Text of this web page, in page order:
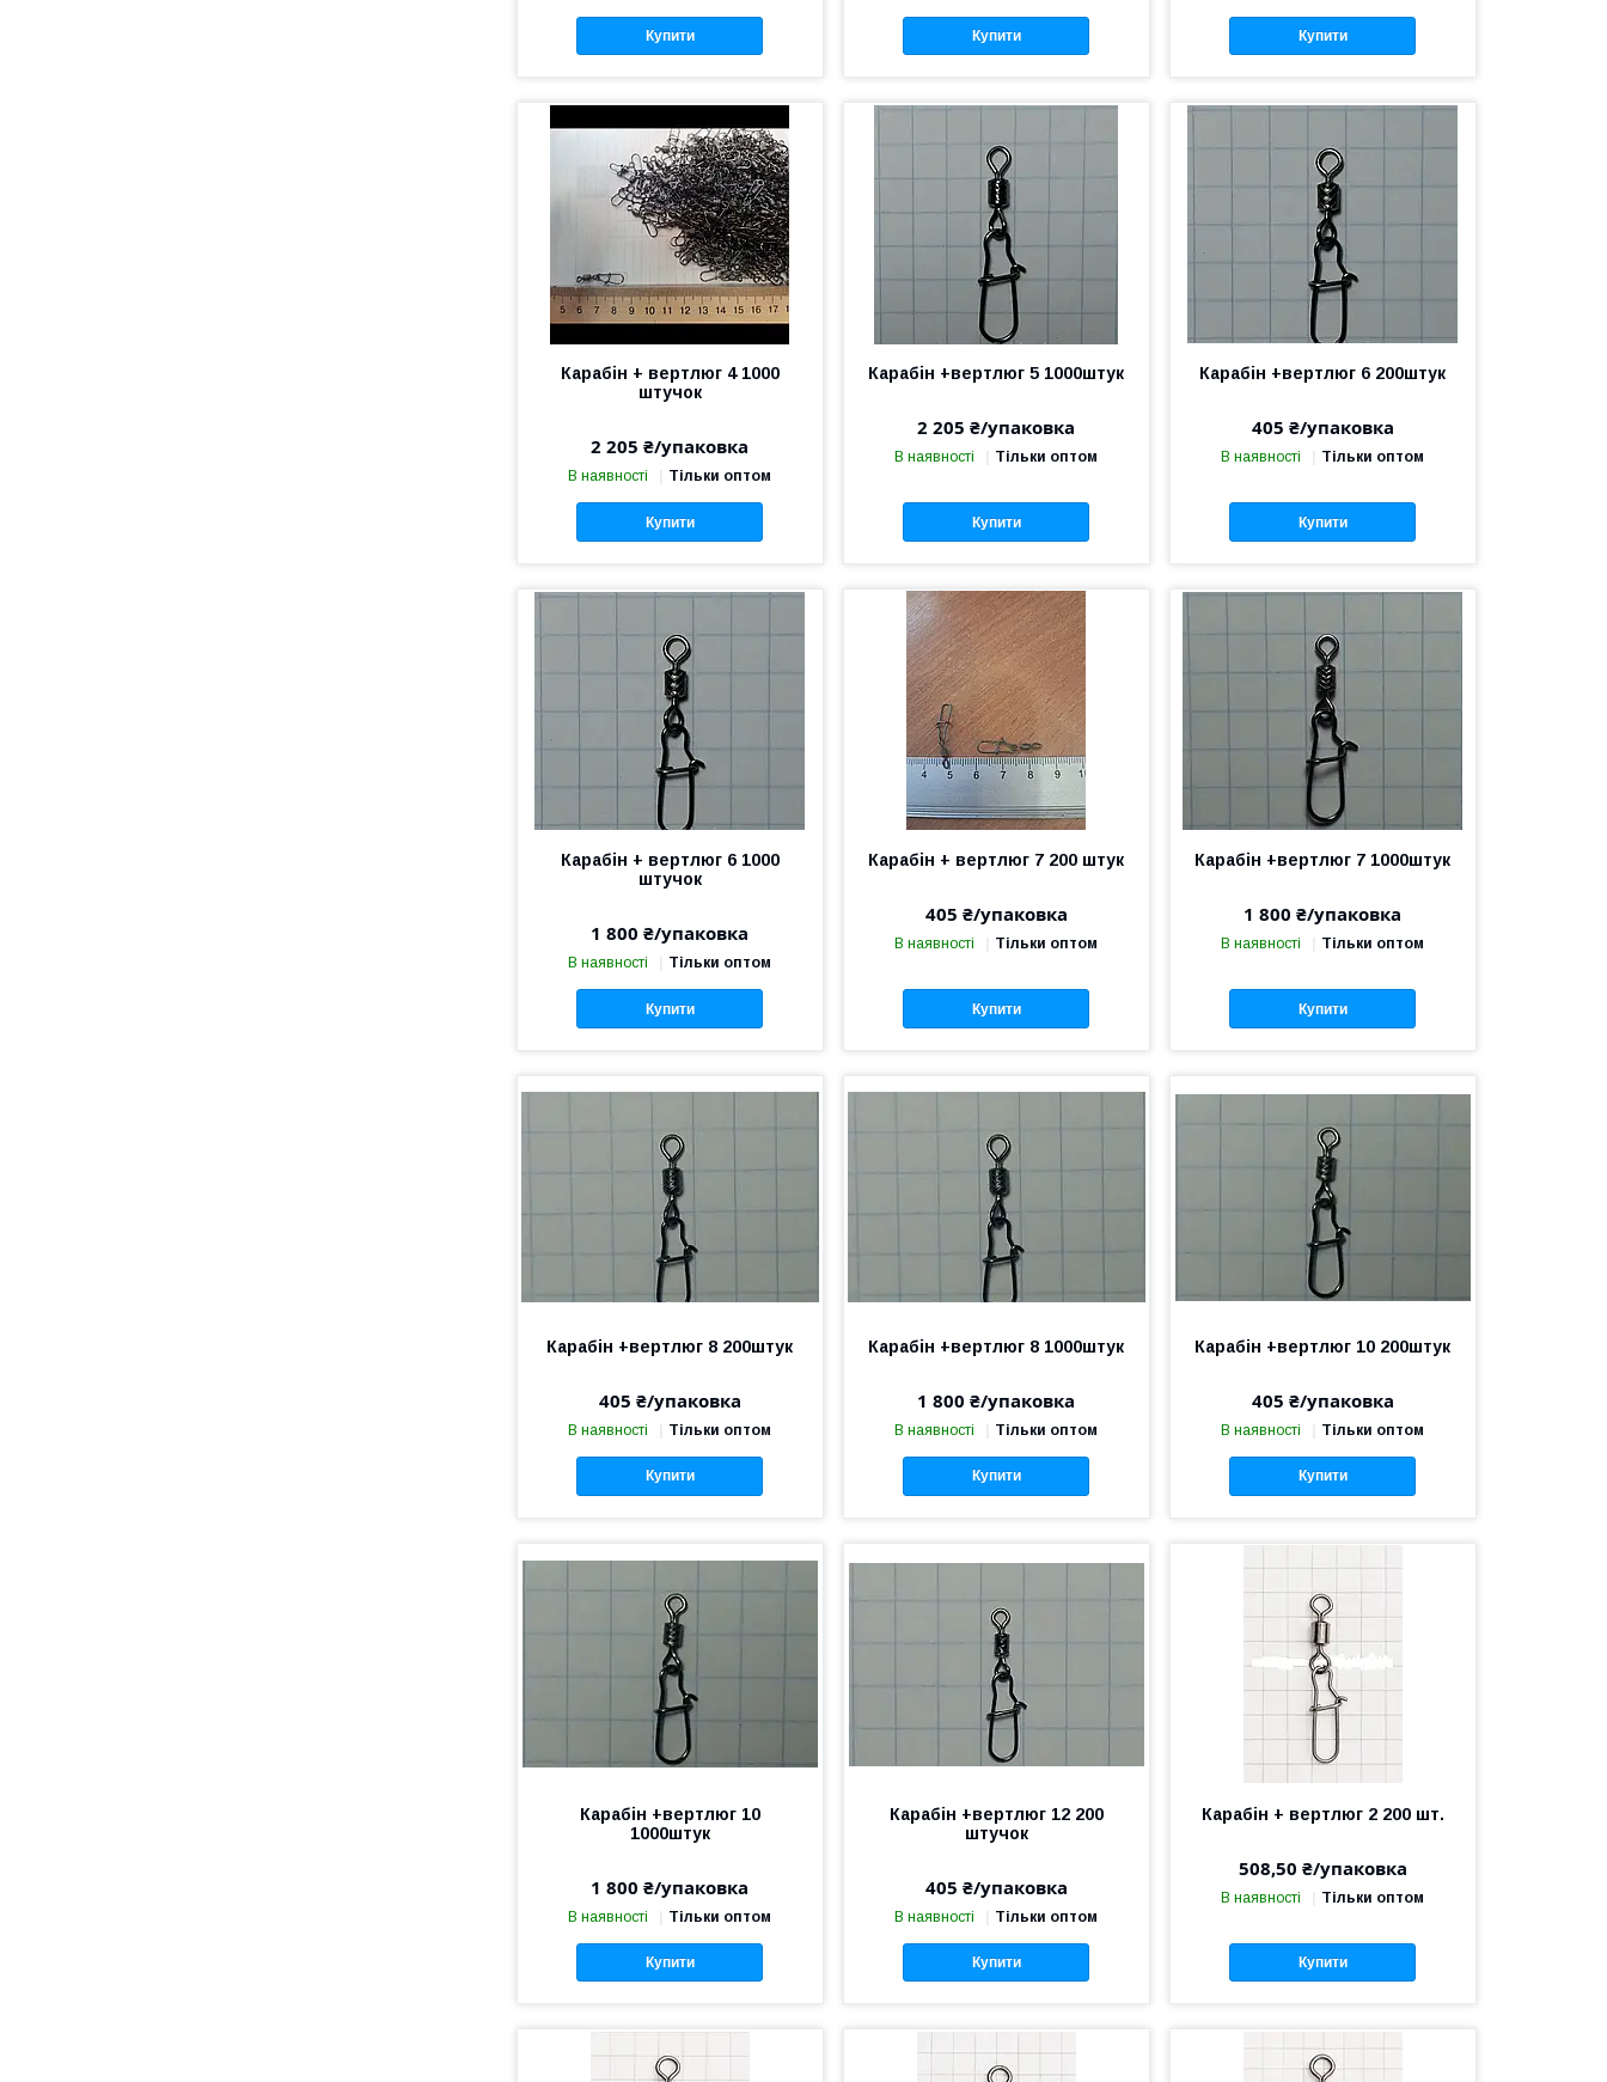
Купити Купити Купити
Карабін + вертлюг 4 1000
штучок
2 205 ₴/упаковка
В наявності Тільки оптом
Купити
Карабін +вертлюг 5 1000штук
2 205 ₴/упаковка
В наявності Тільки оптом
Купити
Карабін +вертлюг 6 200штук
405 ₴/упаковка
В наявності Тільки оптом
Купити
Карабін + вертлюг 6 1000
штучок
1 800 ₴/упаковка
В наявності Тільки оптом
Купити
Карабін + вертлюг 7 200 штук
405 ₴/упаковка
В наявності Тільки оптом
Купити
Карабін +вертлюг 7 1000штук
1 800 ₴/упаковка
В наявності Тільки оптом
Купити
Карабін +вертлюг 8 200штук
405 ₴/упаковка
В наявності Тільки оптом
Купити
Карабін +вертлюг 8 1000штук
1 800 ₴/упаковка
В наявності Тільки оптом
Купити
Карабін +вертлюг 10 200штук
405 ₴/упаковка
В наявності Тільки оптом
Купити
Карабін +вертлюг 10
1000штук
1 800 ₴/упаковка
В наявності Тільки оптом
Купити
Карабін +вертлюг 12 200
штучок
405 ₴/упаковка
В наявності Тільки оптом
Купити
Карабін + вертлюг 2 200 шт.
508,50 ₴/упаковка
В наявності Тільки оптом
Купити